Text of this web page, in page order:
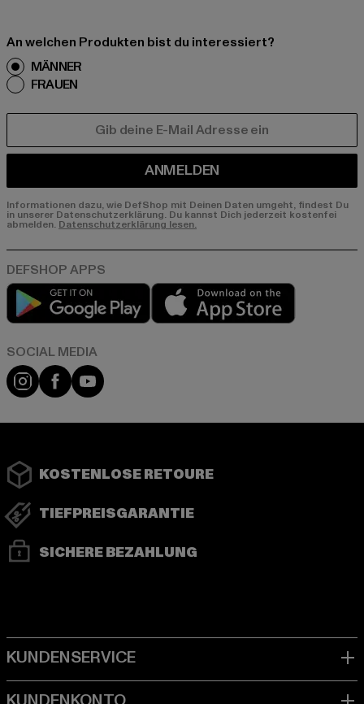
An welchen Produkten bist du interessiert?
MÄNNER
FRAUEN
ANMELDEN
Informationen dazu, wie DefShop mit Deinen Daten umgeht, findest Du
in unserer Datenschutzerklärung. Du kannst Dich jederzeit kostenfei
abmelden. Datenschutzerklärung lesen.
Play market
Instagram
FacebookYouTube
KOSTENLOSE RETOURE
TIEFPREISGARANTIE
SICHERE BEZAHLUNG